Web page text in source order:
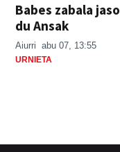
Babes zabala jaso
du Ansak
Aiurri abu 07, 13:55
URNIETA